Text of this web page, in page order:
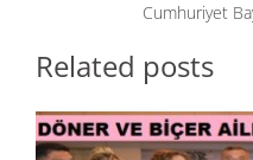
Cumhuriyet
Related posts